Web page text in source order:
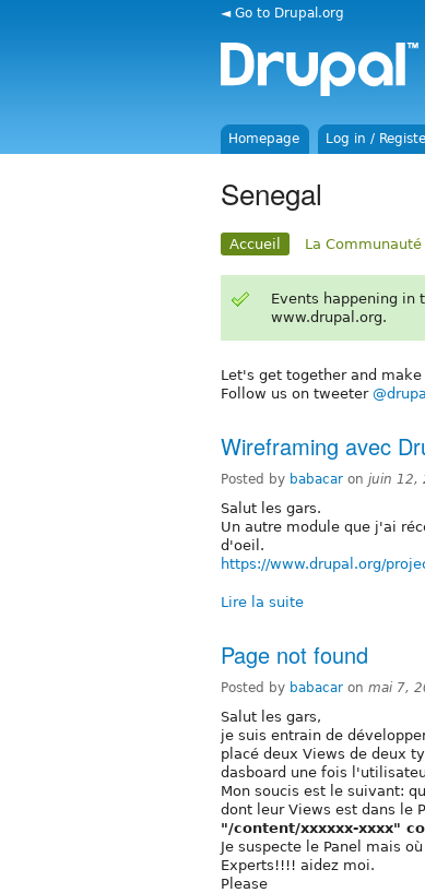
◄ Go to Drupal.org
Homepage Log in /
Senegal
Accueil La Communauté
Events happening in
www.drupal.org.
Let's get together and
Follow us on tweeter
Wireframing avec
Posted by babacar on juin 12,
Salut les gars.
Un autre module que j'ai
d'oeil.
https://www.drupal.org/
Lire la suite
Page not found
Posted by babacar on mai 7,
Salut les gars,
je suis entrain de
placé deux Views de deux
dasboard une fois
Mon soucis est le suivant:
dont leur Views est dans le
"/content/xxxxxx-xxxx"
Je suspecte le Panel mais
Experts!!!! aidez moi.
Please